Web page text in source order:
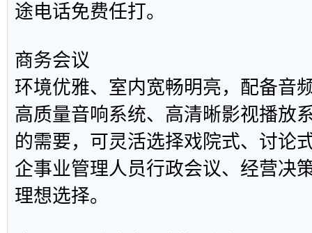
途电话免费任打。
商务会议
环境优雅、室内宽畅明亮，配备音
高质量音响系统、高清晰影视播放
的需要，可灵活选择戏院式、讨论
企事业管理人员行政会议、经营决
理想选择。